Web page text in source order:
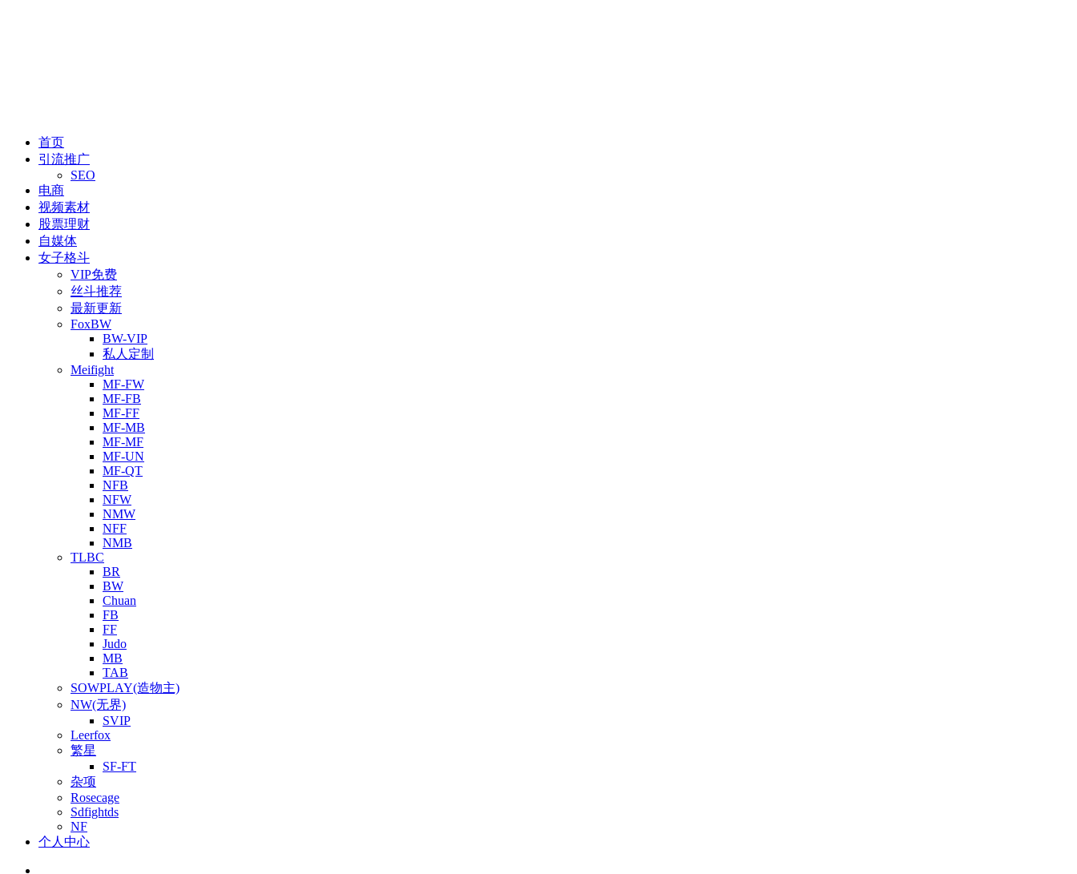
首页
引流推广
SEO
电商
视频素材
股票理财
自媒体
女子格斗
VIP免费
丝斗推荐
最新更新
FoxBW
BW-VIP
私人定制
Meifight
MF-FW
MF-FB
MF-FF
MF-MB
MF-MF
MF-UN
MF-QT
NFB
NFW
NMW
NFF
NMB
TLBC
BR
BW
Chuan
FB
FF
Judo
MB
TAB
SOWPLAY(造物主)
NW(无界)
SVIP
Leerfox
繁星
SF-FT
杂项
Rosecage
Sdfightds
NF
个人中心